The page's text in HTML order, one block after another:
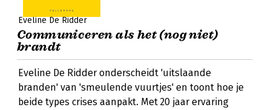
Eveline De Ridder
Communiceren als het (nog niet)
brandt
Eveline De Ridder onderscheidt 'uitslaande
branden' van 'smeulende vuurtjes' en toont hoe je
beide types crises aanpakt. Met 20 jaar ervaring